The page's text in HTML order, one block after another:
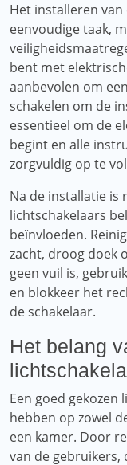
Het installeren
eenvoudige taak,
bent met
aanbevolen om
schakelen om de
essentieel om de
begint en alle
zorgvuldig op te
Na de installatie is
lichtschakelaars
beïnvloeden.
zacht, droog doek
geen vuil is,
en blokkeer het
de schakelaar.
Het belang
Een goed
hebben op zowel
een kamer. Door
van de